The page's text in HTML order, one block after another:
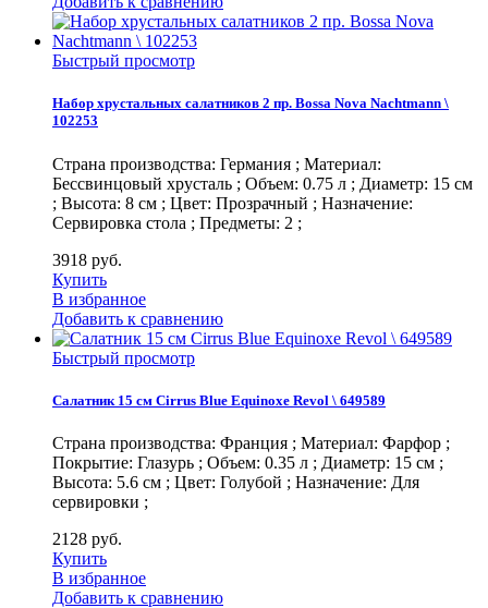
Быстрый просмотр
Набор хрустальных салатников 2 пр. Bossa Nova Nachtmann \
102253
Страна производства: Германия ; Материал:
Бессвинцовый хрусталь ; Объем: 0.75 л ; Диаметр: 15 см
; Высота: 8 см ; Цвет: Прозрачный ; Назначение:
Сервировка стола ; Предметы: 2 ;
3918 руб.
Купить
В избранное
Добавить к сравнению
Быстрый просмотр
Салатник 15 см Cirrus Blue Equinoxe Revol \ 649589
Страна производства: Франция ; Материал: Фарфор ;
Покрытие: Глазурь ; Объем: 0.35 л ; Диаметр: 15 см ;
Высота: 5.6 см ; Цвет: Голубой ; Назначение: Для
сервировки ;
2128 руб.
Купить
В избранное
Добавить к сравнению